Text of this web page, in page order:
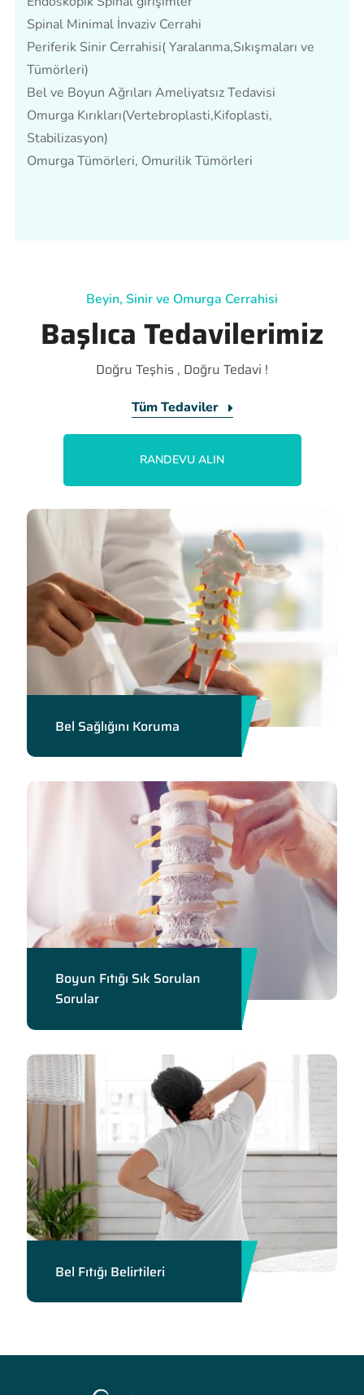
Spinal Minimal İnvaziv Cerrahi
Periferik Sinir Cerrahisi( Yaralanma,Sıkışmaları ve
Tümörleri)
Bel ve Boyun Ağrıları Ameliyatsız Tedavisi
Omurga Kırıkları(Vertebroplasti,Kifoplasti,
Stabilizasyon)
Omurga Tümörleri, Omurilik Tümörleri
Beyin, Sinir ve Omurga Cerrahisi
Başlıca Tedavilerimiz
Doğru Teşhis , Doğru Tedavi !
Tüm Tedaviler
RANDEVU ALIN
Bel Sağlığını Koruma
Boyun Fıtığı Sık Sorulan
Sorular
Bel Fıtığı Belirtileri